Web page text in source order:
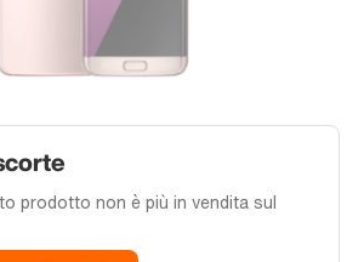
prodotto non è più in vendita sul